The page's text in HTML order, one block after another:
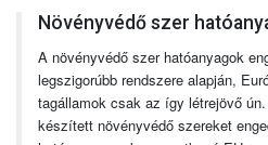
Növényvédő szer
A növényvédő szer hatóanyagok
legszigorúbb rendszere alapján,
tagállamok csak az így létrejövő
készített növényvédő szereket